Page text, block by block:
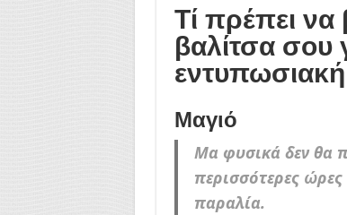
Τί πρέπει να
βαλίτσα σου
εντυπωσιακή
Μαγιό
Μα φυσικά δεν θα
περισσότερες
παραλία.